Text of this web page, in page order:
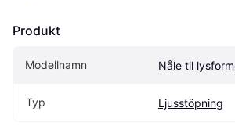
Produkt
Modellnamn Nåle til
Typ Ljusstöpning